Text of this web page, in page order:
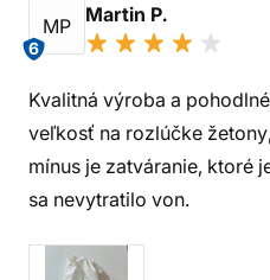
MP
6
Martin P.
Kvalitná výroba a
veľkosť na rozlúčke
mínus je zatváranie, ktoré
sa nevytratilo von.